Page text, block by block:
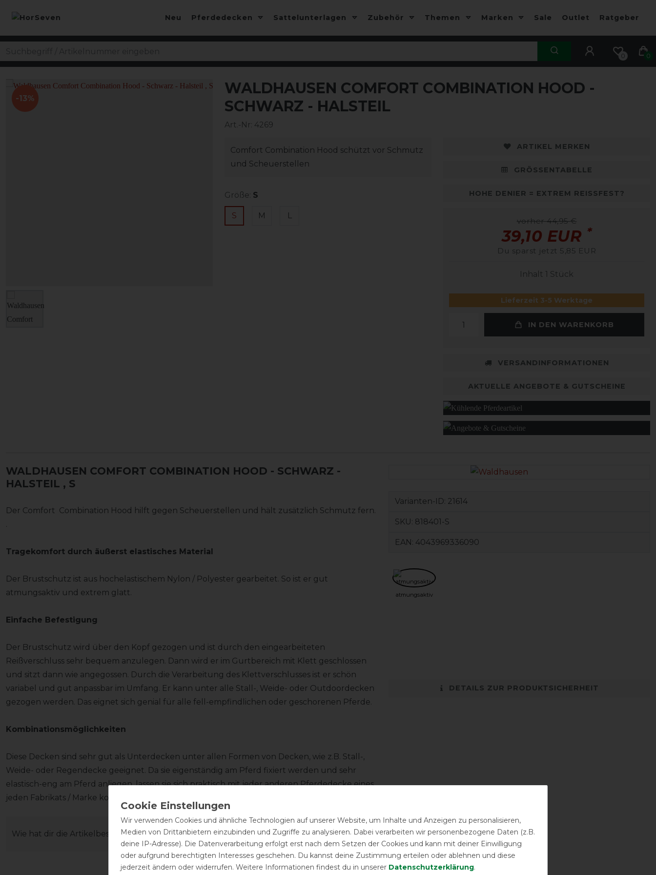
Neu Pferdedecken Sattelunterlagen Zubehör Themen Marken Sale Outlet Ratgeber
0 0
-13%
WALDHAUSEN COMFORT COMBINATION HOOD -
SCHWARZ - HALSTEIL
Art.-Nr: 4269
Comfort Combination Hood schützt vor Schmutz
und Scheuerstellen
Größe: S
S M L
ARTIKEL MERKEN
GRÖSSENTABELLE
HOHE DENIER = EXTREM REISSFEST?
vorher 44,95 €
39,10 EUR *
Du sparst jetzt 5,85 EUR
Inhalt 1 Stück
Lieferzeit 3-5 Werktage
IN DEN WARENKORB
VERSANDINFORMATIONEN
AKTUELLE ANGEBOTE & GUTSCHEINE
WALDHAUSEN COMFORT COMBINATION HOOD - SCHWARZ -
HALSTEIL , S
Der Comfort Combination Hood hilft gegen Scheuerstellen und hält zusätzlich Schmutz fern.
.
Tragekomfort durch äußerst elastisches Material
Der Brustschutz ist aus hochelastischem Nylon / Polyester gearbeitet. So ist er gut
atmungsaktiv und extrem glatt.
Einfache Befestigung
Der Brustschutz wird über den Kopf gezogen und ist durch den eingearbeiteten
Reißverschluss sehr bequem anzulegen. Dann wird er im Gurtbereich mit Klett geschlossen
und sitzt dann wie angegossen. Durch die Verarbeitung des Klettverschlusses ist er schön
variabel und gut anpassbar im Umfang. Er kann unter alle Stall-, Weide- oder Outdoordecken
gezogen werden. Das eignet sich genial für alle fell-empfindlichen oder geschorenen Pferde.
Kombinationsmöglichkeiten
Diese Decken sind sehr gut als Unterdecken unter allen Formen von Decken, wie z.B. Stall-,
Weide- oder Regendecke geeignet. Da sie eigenständig am Pferd fixiert werden und sehr
elastisch-eng am Pferd anliegen, lassen sie sich praktisch mit jeder anderen Pferdedecke eines
jeden Fabrikats / Marke kombinieren.
Wie hat dir die Artikelbeschreibung gefallen?
Varianten-ID: 21614
SKU: 818401-S
EAN: 4043969336090
atmungsaktiv
DETAILS ZUR PRODUKTSICHERHEIT
Wir verwenden Cookies und ähnliche Technologien auf unserer Website, um Inhalte und Anzeigen zu personalisieren,
Medien von Drittanbietern einzubinden und Zugriffe zu analysieren. Dabei verarbeiten wir personenbezogene Daten (z.B.
deine IP-Adresse). Die Datenverarbeitung erfolgt erst nach dem Setzen der Cookies und kann mit deiner Einwilligung
oder aufgrund berechtigten Interesses geschehen. Du kannst deine Zustimmung erteilen oder ablehnen und diese
jederzeit ändern oder widerrufen. Weitere Informationen findest du in unserer Daten­schutz­erklärung.